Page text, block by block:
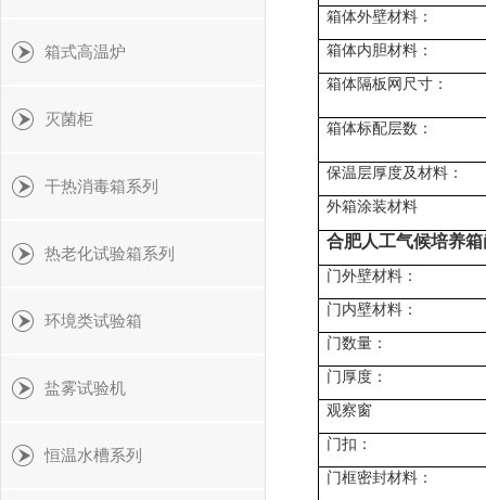
箱体外壁材料：
箱体内胆材料：
箱体隔板网尺寸：
箱体标配层数：
保温层厚度及材料：
外箱涂装材料
合肥人工气候培养箱
门外壁材料：
门内壁材料：
门数量：
门厚度：
观察窗
门扣：
门框密封材料：
箱式高温炉
灭菌柜
干热消毒箱系列
热老化试验箱系列
环境类试验箱
盐雾试验机
恒温水槽系列